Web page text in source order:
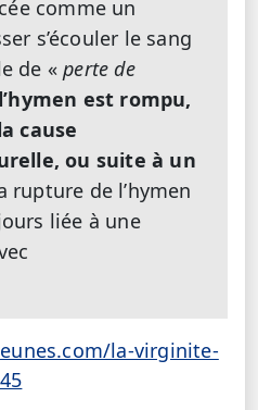
comme un
s’écouler le sang
de «perte de
est rompu,
cause
ou suite à un
rupture de l’hymen
liée à une
la-virginite-